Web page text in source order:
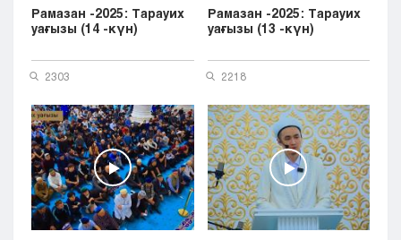
Рамазан -2025: Тарауих
уағызы (14 -күн)
2303
Рамазан -2025: Тарауих
уағызы (13 -күн)
2218